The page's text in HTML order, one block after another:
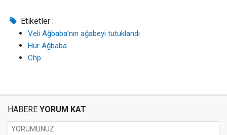
Etiketler :
Veli Ağbaba’nın ağabeyi tutuklandı
Hür Ağbaba
Chp
HABERE YORUM KAT